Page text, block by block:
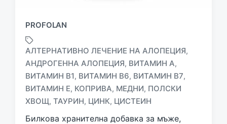
PROFOLAN
T
a
g
e
АЛТЕРНАТИВНО ЛЕЧЕНИЕ НА АЛОПЕЦИЯ,
АНДРОГЕННА АЛОПЕЦИЯ, ВИТАМИН А,
ВИТАМИН В1, ВИТАМИН В6, ВИТАМИН В7,
ВИТАМИН Е, КОПРИВА, МЕДНИ, ПОЛСКИ
ХВОЩ, ТАУРИН, ЦИНК, ЦИСТЕИН
Билкова хранителна добавка за мъже,